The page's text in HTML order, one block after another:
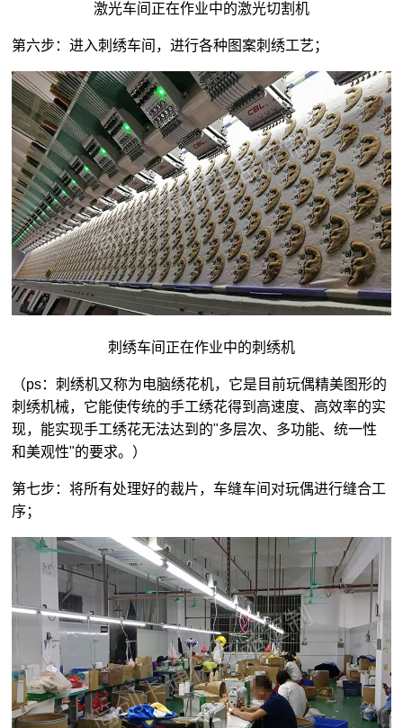
激光车间正在作业中的激光切割机
第六步：进入刺绣车间，进行各种图案刺绣工艺；
刺绣车间正在作业中的刺绣机
（ps：刺绣机又称为电脑绣花机，它是目前玩偶精美图形的
刺绣机械，它能使传统的手工绣花得到高速度、高效率的实
现，能实现手工绣花无法达到的"多层次、多功能、统一性
和美观性"的要求。）
第七步：将所有处理好的裁片，车缝车间对玩偶进行缝合工
序；